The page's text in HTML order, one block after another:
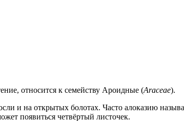
относится к семейству Ароидные (Araceae).
и на открытых болотах. Часто алоказию
появиться четвёртый листочек.